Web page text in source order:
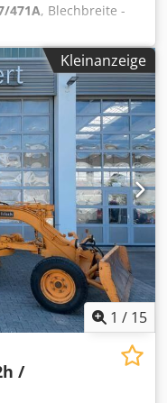
471A, Blechbreite -
40 mm Anzahl
- min.: 0,4 mm
Rex Aicswa Gewicht:
m Band-Richtmaschine
VARI-Antrieb,
für
Analogdisplay,
über Handräder,
sehr guter
Kleinanzeige
1 / 15
/